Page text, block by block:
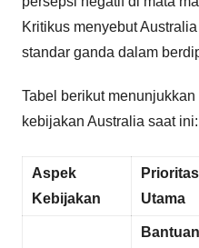
Kritikus menyebut
standar ganda dalam
Tabel berikut
kebijakan Australia saat ini:
Aspek
Kebijakan
Prioritas
Utama
Bantuan